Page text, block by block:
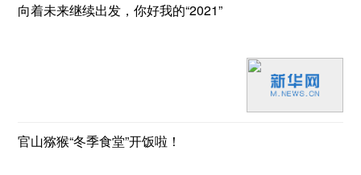
向着未来继续出发，你好我的“2021”
官山猕猴“冬季食堂”开饭啦！